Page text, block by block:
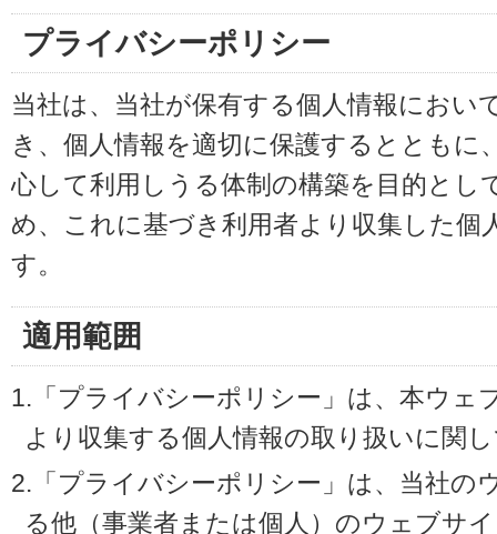
プライバシーポリシー
当社は、当社が保有する個人情報におい
き、個人情報を適切に保護するとともに
心して利用しうる体制の構築を目的とし
め、これに基づき利用者より収集した個
す。
適用範囲
1.「プライバシーポリシー」は、本ウェ
より収集する個人情報の取り扱いに関
2.「プライバシーポリシー」は、当社の
る他（事業者または個人）のウェブサ